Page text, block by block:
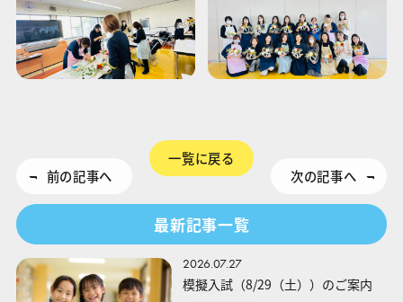
前の記事へ
一覧に戻る
次の記事へ
最新記事一覧
2026.07.27
模擬入試（8/29（土））のご案内